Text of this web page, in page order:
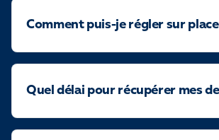
Comment puis-je régler sur place
Quel délai pour récupérer mes